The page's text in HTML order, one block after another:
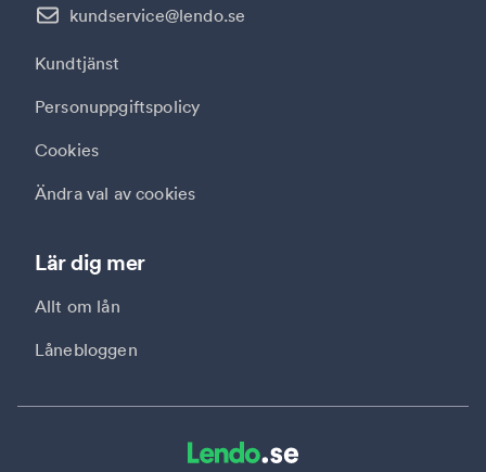
Lär dig mer
Allt om lån
Lånebloggen
kundservice@lendo.se
Kundtjänst
Personuppgiftspolicy
Cookies
Ändra val av cookies